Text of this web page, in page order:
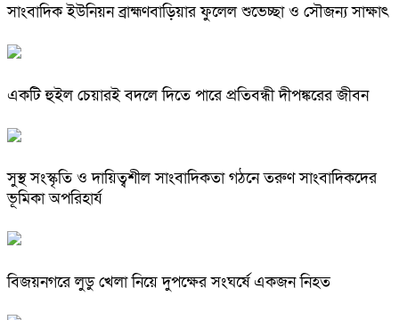
সাংবাদিক ইউনিয়ন ব্রাহ্মণবাড়িয়ার ফুলেল শুভেচ্ছা ও সৌজন্য সাক্ষাৎ
একটি হুইল চেয়ারই বদলে দিতে পারে প্রতিবন্ধী দীপঙ্করের জীবন
সুস্থ সংস্কৃতি ও দায়িত্বশীল সাংবাদিকতা গঠনে তরুণ সাংবাদিকদের
ভূমিকা অপরিহার্য
বিজয়নগরে লুডু খেলা নিয়ে দুপক্ষের সংঘর্ষে একজন নিহত